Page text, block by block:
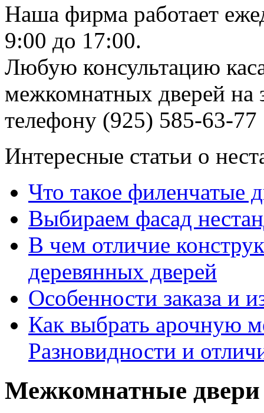
Наша фирма работает
9:00 до 17:00.
Любую консультацию
межкомнатных дверей на
телефону (925) 585-63-77
Интересные статьи о
Что такое филенчатые
Выбираем фасад
В чем отличие
деревянных дверей
Особенности заказа и
Как выбрать арочную
Разновидности и
Межкомнатные двери